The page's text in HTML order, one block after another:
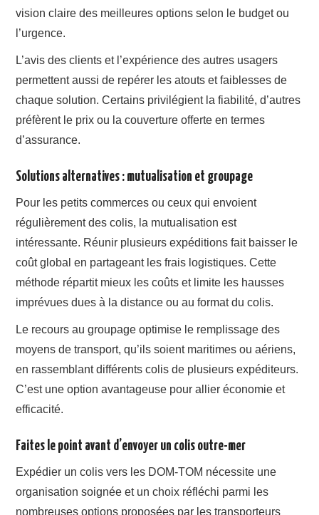
vision claire des meilleures options selon le budget ou
l’urgence.
L’avis des clients et l’expérience des autres usagers
permettent aussi de repérer les atouts et faiblesses de
chaque solution. Certains privilégient la fiabilité, d’autres
préfèrent le prix ou la couverture offerte en termes
d’assurance.
Solutions alternatives : mutualisation et groupage
Pour les petits commerces ou ceux qui envoient
régulièrement des colis, la mutualisation est
intéressante. Réunir plusieurs expéditions fait baisser le
coût global en partageant les frais logistiques. Cette
méthode répartit mieux les coûts et limite les hausses
imprévues dues à la distance ou au format du colis.
Le recours au groupage optimise le remplissage des
moyens de transport, qu’ils soient maritimes ou aériens,
en rassemblant différents colis de plusieurs expéditeurs.
C’est une option avantageuse pour allier économie et
efficacité.
Faites le point avant d’envoyer un colis outre-mer
Expédier un colis vers les DOM-TOM nécessite une
organisation soignée et un choix réfléchi parmi les
nombreuses options proposées par les transporteurs